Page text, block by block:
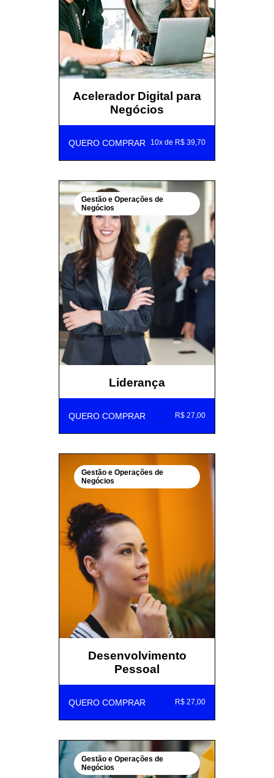
Acelerador Digital para
Negócios
QUERO COMPRAR 10x de R$ 39,70
Gestão e Operações de
Negócios
Liderança
QUERO COMPRAR R$ 27,00
Gestão e Operações de
Negócios
Desenvolvimento
Pessoal
QUERO COMPRAR R$ 27,00
Gestão e Operações de
Negócios